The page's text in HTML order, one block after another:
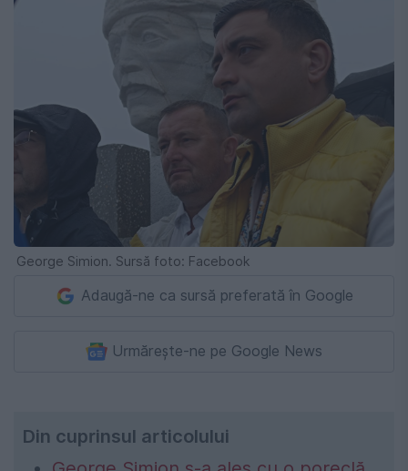
George Simion. Sursă foto: Facebook
Adaugă-ne ca sursă preferată în Google
Urmărește-ne pe Google News
Din cuprinsul articolului